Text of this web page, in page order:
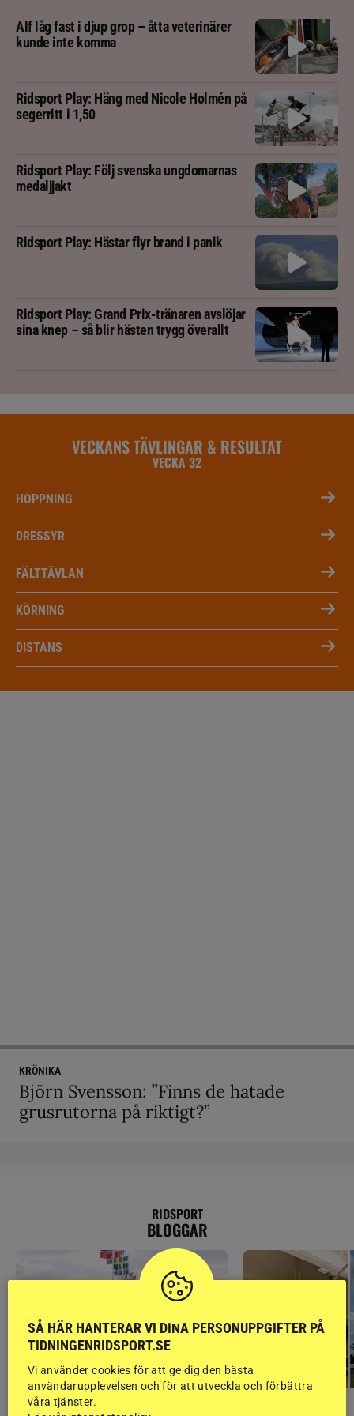
Alf låg fast i djup grop – åtta veterinärer
kunde inte komma
Ridsport Play: Häng med Nicole Holmén på
segerritt i 1,50
Ridsport Play: Följ svenska ungdomarnas
medaljjakt
Ridsport Play: Hästar flyr brand i panik
Ridsport Play: Grand Prix-tränaren avslöjar
sina knep – så blir hästen trygg överallt
VECKANS TÄVLINGAR & RESULTAT
VECKA 32
HOPPNING
DRESSYR
FÄLTTÄVLAN
KÖRNING
DISTANS
KRÖNIKA
Björn Svensson: ”Finns de hatade
grusrutorna på riktigt?”
RIDSPORT
BLOGGAR
GÄSTBLOGGEN
SÅ HÄR HANTERAR VI DINA PERSONUPPGIFTER PÅ
TIDNINGENRIDSPORT.SE
Vi använder cookies för att ge dig den bästa
användarupplevelsen och för att utveckla och förbättra
våra tjänster.